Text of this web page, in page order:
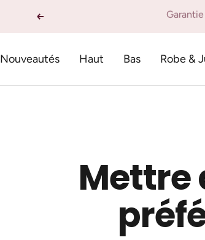
Précédent Livraison
Nouveautés Haut Bas Robe &
Mettre